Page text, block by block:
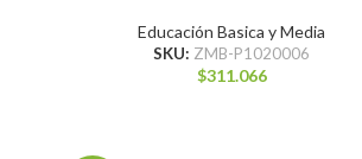
Educación Basica y Media
SKU: ZMB-P1020006
$311.066